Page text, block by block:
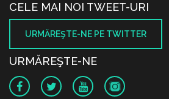
CELE MAI NOI TWEET-URI
URMĂREŞTE-NE PE TWITTER
URMĂREŞTE-NE